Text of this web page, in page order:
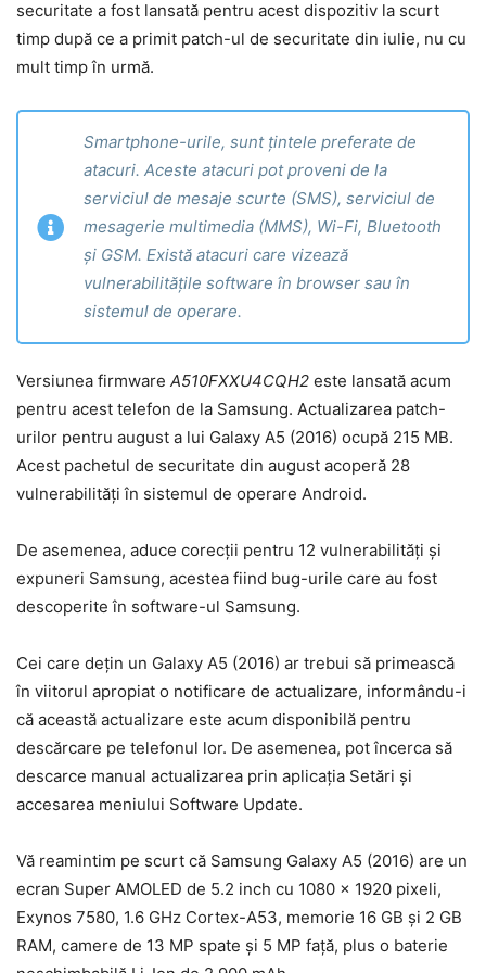
securitate a fost lansată pentru acest dispozitiv la scurt
timp după ce a primit patch-ul de securitate din iulie, nu cu
mult timp în urmă.
Smartphone-urile, sunt țintele preferate de
atacuri. Aceste atacuri pot proveni de la
serviciul de mesaje scurte (SMS), serviciul de
mesagerie multimedia (MMS), Wi-Fi, Bluetooth
și GSM. Există atacuri care vizează
vulnerabilitățile software în browser sau în
sistemul de operare.
Versiunea firmware A510FXXU4CQH2 este lansată acum
pentru acest telefon de la Samsung. Actualizarea patch-
urilor pentru august a lui Galaxy A5 (2016) ocupă 215 MB.
Acest pachetul de securitate din august acoperă 28
vulnerabilități în sistemul de operare Android.
De asemenea, aduce corecții pentru 12 vulnerabilități și
expuneri Samsung, acestea fiind bug-urile care au fost
descoperite în software-ul Samsung.
Cei care dețin un Galaxy A5 (2016) ar trebui să primească
în viitorul apropiat o notificare de actualizare, informându-i
că această actualizare este acum disponibilă pentru
descărcare pe telefonul lor. De asemenea, pot încerca să
descarce manual actualizarea prin aplicația Setări și
accesarea meniului Software Update.
Vă reamintim pe scurt că Samsung Galaxy A5 (2016) are un
ecran Super AMOLED de 5.2 inch cu 1080 x 1920 pixeli,
Exynos 7580, 1.6 GHz Cortex-A53, memorie 16 GB și 2 GB
RAM, camere de 13 MP spate și 5 MP față, plus o baterie